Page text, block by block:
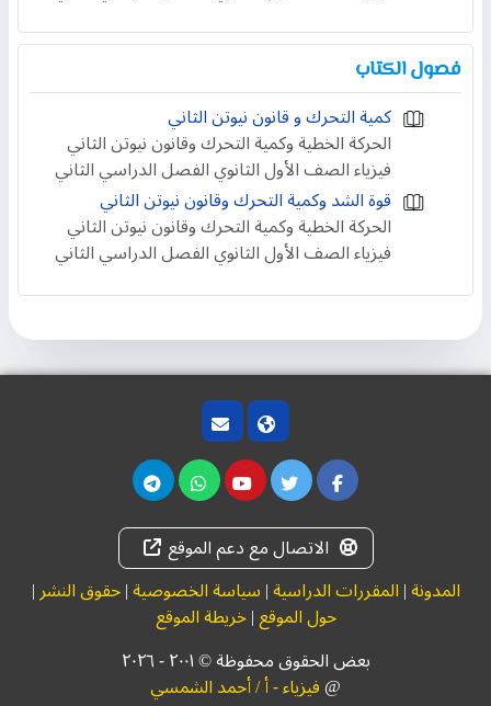
فصول الكتاب
كمية التحرك و قانون نيوتن الثاني
الحركة الخطية وكمية التحرك وقانون نيوتن الثاني
فيزياء الصف الأول الثانوي الفصل الدراسي الثاني
قوة الشد وكمية التحرك وقانون نيوتن الثاني
الحركة الخطية وكمية التحرك وقانون نيوتن الثاني
فيزياء الصف الأول الثانوي الفصل الدراسي الثاني
الاتصال مع دعم الموقع
المدونة|المقررات الدراسية|سياسة الخصوصية|حقوق النشر|
حول الموقع|خريطة الموقع
بعض الحقوق محفوظة © ۲۰۰١ - ٢٠٢٦
@فيزياء - أ / أحمد الشمسي